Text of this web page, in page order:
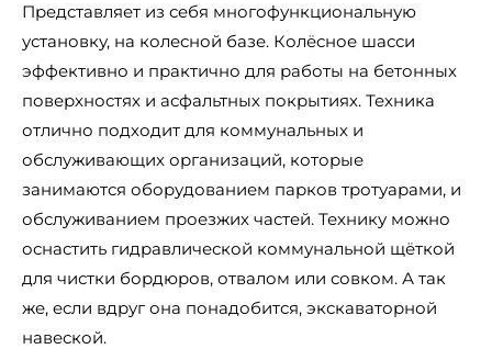
Представляет из себя многофункциональную
установку, на колесной базе. Колёсное шасси
эффективно и практично для работы на бетонных
поверхностях и асфальтных покрытиях. Техника
отлично подходит для коммунальных и
обслуживающих организаций, которые
занимаются оборудованием парков тротуарами, и
обслуживанием проезжих частей. Технику можно
оснастить гидравлической коммунальной щёткой
для чистки бордюров, отвалом или совком. А так
же, если вдруг она понадобится, экскаваторной
навеской.